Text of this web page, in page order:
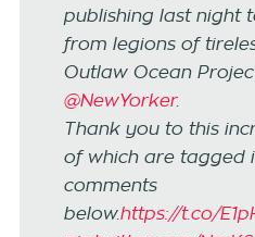
publishing last night
from legions of
Outlaw Ocean
@NewYorker.
Thank you to this
of which are tagged
comments
below.https://t.co/